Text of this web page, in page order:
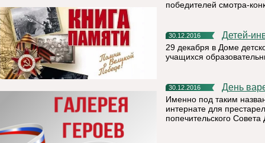
победителей смотра-
30.12.2016 Детей-
29 декабря в Доме
учащихся
30.12.2016 День
Именно под таким
интернате для
попечительского